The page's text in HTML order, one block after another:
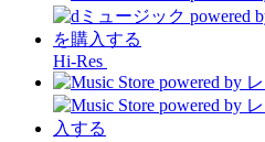
Hi-Res